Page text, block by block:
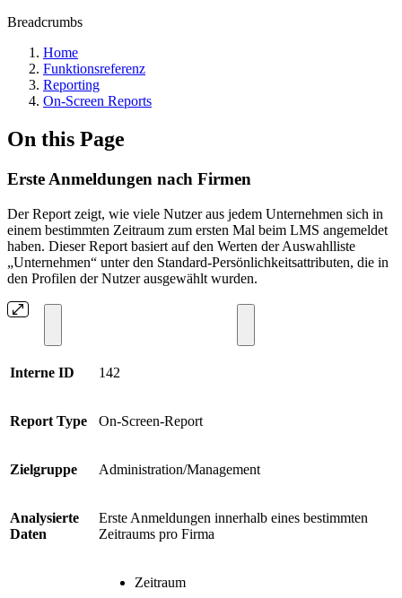
Breadcrumbs
Home
Funktionsreferenz
Reporting
On-Screen Reports
On this Page
Erste Anmeldungen nach Firmen
Der Report zeigt, wie viele Nutzer aus jedem Unternehmen sich in
einem bestimmten Zeitraum zum ersten Mal beim LMS angemeldet
haben. Dieser Report basiert auf den Werten der Auswahlliste
„Unternehmen“ unter den Standard-Persönlichkeitsattributen, die in
den Profilen der Nutzer ausgewählt wurden.
Interne ID 142
Report Type On-Screen-Report
Zielgruppe Administration/Management
Analysierte
Daten
Erste Anmeldungen innerhalb eines bestimmten
Zeitraums pro Firma
Zeitraum